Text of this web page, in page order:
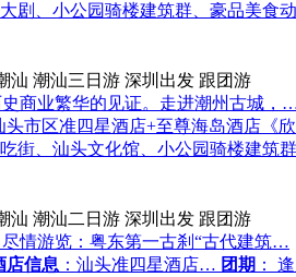
剧、小公园骑楼建筑群、豪品美食
汕 潮汕三日游 深圳出发 跟团游
商业繁华的见证。走进潮州古城，
头市区准四星酒店+至尊海岛酒店《
街、汕头文化馆、小公园骑楼建筑
汕 潮汕二日游 深圳出发 跟团游
情游览：粤东第一古刹“古代建筑…
店信息 ：汕头准四星酒店… 团期 ：